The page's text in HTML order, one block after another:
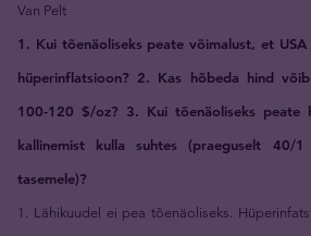
Van Pelt
1. Kui tõenäoliseks peate võimalust, et
hüperinflatsioon? 2. Kas hõbeda hind
100-120 $/oz? 3. Kui tõenäoliseks peate
kallinemist kulla suhtes (praeguselt 40/
tasemele)?
1. Lähikuudel ei pea tõenäoliseks.